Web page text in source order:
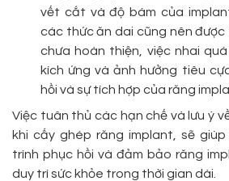
vết cắt và độ bám của
các thức ăn dai cũng nên được
chưa hoàn thiện, việc nhai
kích ứng và ảnh hưởng tiêu
hồi và sự tích hợp của răng
Việc tuân thủ các hạn chế và lưu ý
khi cấy ghép răng implant, sẽ
trình phục hồi và đảm bảo răng
duy trì sức khỏe trong thời gian dài.